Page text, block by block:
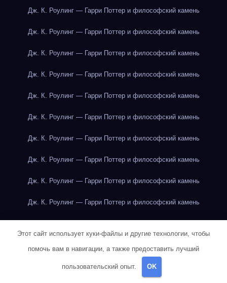
Дж. К. Роулинг — Гарри Поттер и философский камень
Дж. К. Роулинг — Гарри Поттер и философский камень
Дж. К. Роулинг — Гарри Поттер и философский камень
Дж. К. Роулинг — Гарри Поттер и философский камень
Дж. К. Роулинг — Гарри Поттер и философский камень
Дж. К. Роулинг — Гарри Поттер и философский камень
Дж. К. Роулинг — Гарри Поттер и философский камень
Дж. К. Роулинг — Гарри Поттер и философский камень
Дж. К. Роулинг — Гарри Поттер и философский камень
Дж. К. Роулинг — Гарри Поттер и философский камень
Дж. К. Роулинг — Гарри Поттер и философский камень
Дж. К. Роулинг — Гарри Поттер и философский камень
Этот сайт использует куки-файлы и другие технологии, чтобы
помочь вам в навигации, а также предоставить лучший
пользовательский опыт. OK